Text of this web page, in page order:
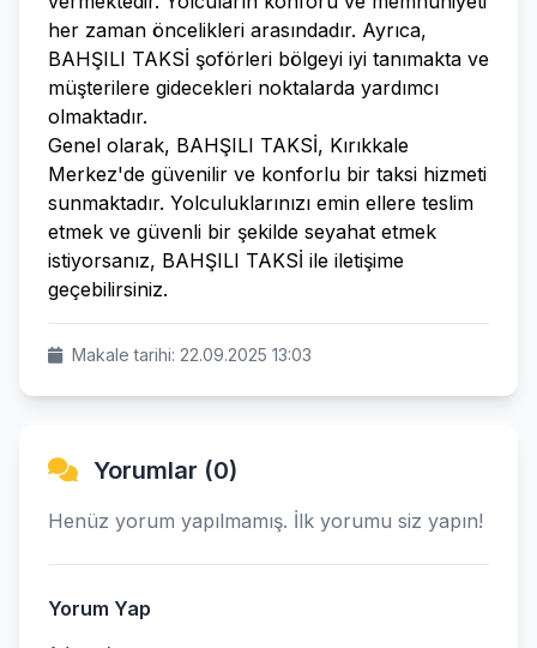
her zaman öncelikleri arasındadır. Ayrıca,
BAHŞILI TAKSİ şoförleri bölgeyi iyi tanımakta ve
müşterilere gidecekleri noktalarda yardımcı
olmaktadır.
Genel olarak, BAHŞILI TAKSİ, Kırıkkale
Merkez'de güvenilir ve konforlu bir taksi hizmeti
sunmaktadır. Yolculuklarınızı emin ellere teslim
etmek ve güvenli bir şekilde seyahat etmek
istiyorsanız, BAHŞILI TAKSİ ile iletişime
geçebilirsiniz.
Makale tarihi: 22.09.2025 13:03
Yorumlar (0)
Henüz yorum yapılmamış. İlk yorumu siz yapın!
Yorum Yap